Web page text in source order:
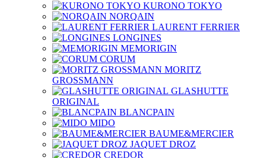
KURONO TOKYO
NORQAIN
LAURENT FERRIER
LONGINES
MEMORIGIN
CORUM
MORITZ
GROSSMANN
GLASHUTTE
ORIGINAL
BLANCPAIN
MIDO
BAUME&MERCIER
JAQUET DROZ
CREDOR